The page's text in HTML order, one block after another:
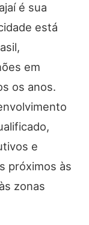
é sua
está
em
os anos.
e
próximos às
zonas